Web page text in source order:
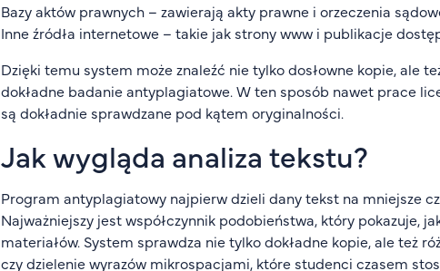
Bazy aktów prawnych – zawierają akty prawne i orzeczenia
Inne źródła internetowe – takie jak strony www i publikacje
Dzięki temu system może znaleźć nie tylko dosłowne kopie, ale
dokładne badanie antyplagiatowe. W ten sposób nawet prace
są dokładnie sprawdzane pod kątem oryginalności.
Jak wygląda analiza tekstu?
Program antyplagiatowy najpierw dzieli dany tekst na mniejsze
Najważniejszy jest współczynnik podobieństwa, który pokazuje,
materiałów. System sprawdza nie tylko dokładne kopie, ale też
czy dzielenie wyrazów mikrospacjami, które studenci czasem